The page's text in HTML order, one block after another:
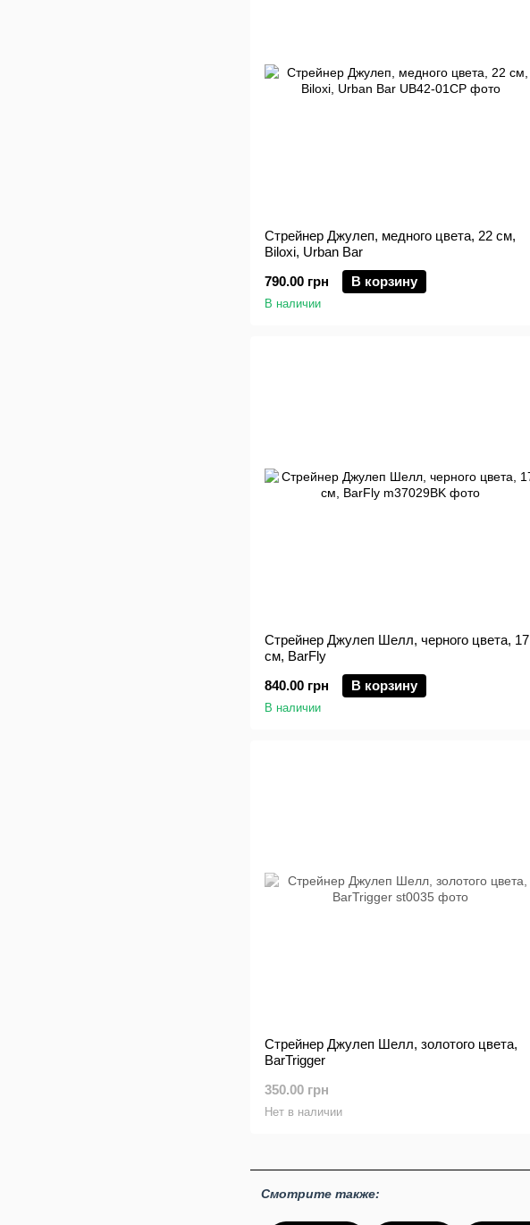
Смотрите также:
Стрейнер Джулеп, медного цвета, 22 см,
Biloxi, Urban Bar
790.00 грн
В корзину
В наличии
Стрейнер Джулеп Шелл, черного цвета, 17
см, BarFly
840.00 грн
В корзину
В наличии
Стрейнер Джулеп Шелл, золотого цвета,
BarTrigger
350.00 грн
Нет в наличии